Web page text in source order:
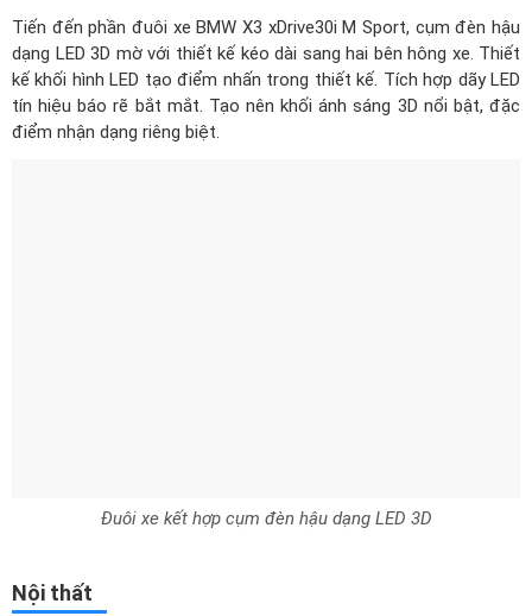
Tiến đến phần đuôi xe BMW X3 xDrive30i M Sport, cụm đèn hậu
dạng LED 3D mờ với thiết kế kéo dài sang hai bên hông xe. Thiết
kế khối hình LED tạo điểm nhấn trong thiết kế. Tích hợp dãy LED
tín hiệu báo rẽ bắt mắt. Tạo nên khối ánh sáng 3D nổi bật, đặc
điểm nhận dạng riêng biệt.
Đuôi xe kết hợp cụm đèn hậu dạng LED 3D
Nội thất